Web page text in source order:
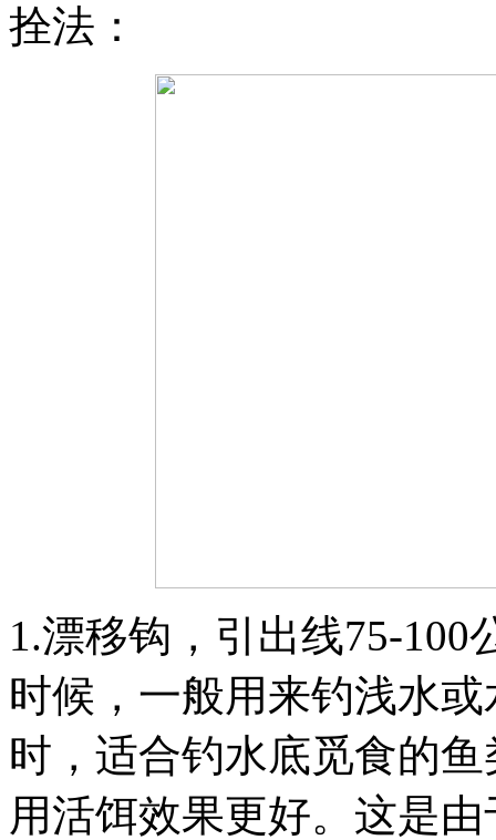
拴法：
1.漂移钩，引出线75-
时候，一般用来钓浅水
时，适合钓水底觅食的
用活饵效果更好。这是